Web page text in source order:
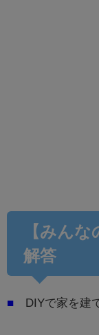
【みん
解答
■ DIYで家を建